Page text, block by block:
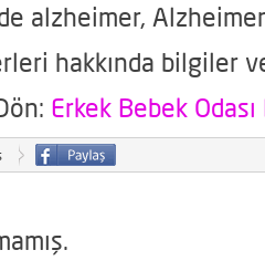
alzheimer,
hakkında bilgiler
Erkek Bebek